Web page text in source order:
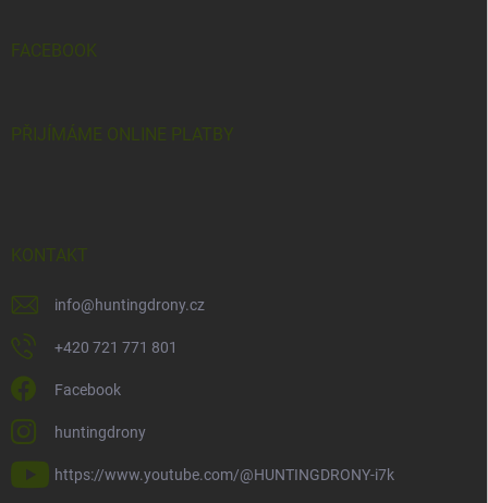
FACEBOOK
PŘIJÍMÁME ONLINE PLATBY
KONTAKT
info@huntingdrony.cz
+420 721 771 801
Facebook
huntingdrony
https://www.youtube.com/@HUNTINGDRONY-i7k